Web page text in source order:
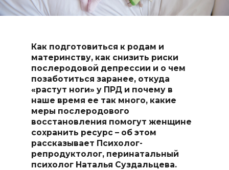
Как подготовиться к родам и
материнству, как снизить риски
послеродовой депрессии и о чем
позаботиться заранее, откуда
«растут ноги» у ПРД и почему в
наше время ее так много, какие
меры послеродового
восстановления помогут женщине
сохранить ресурс – об этом
рассказывает Психолог-
репродуктолог, перинатальный
психолог Наталья Суздальцева.